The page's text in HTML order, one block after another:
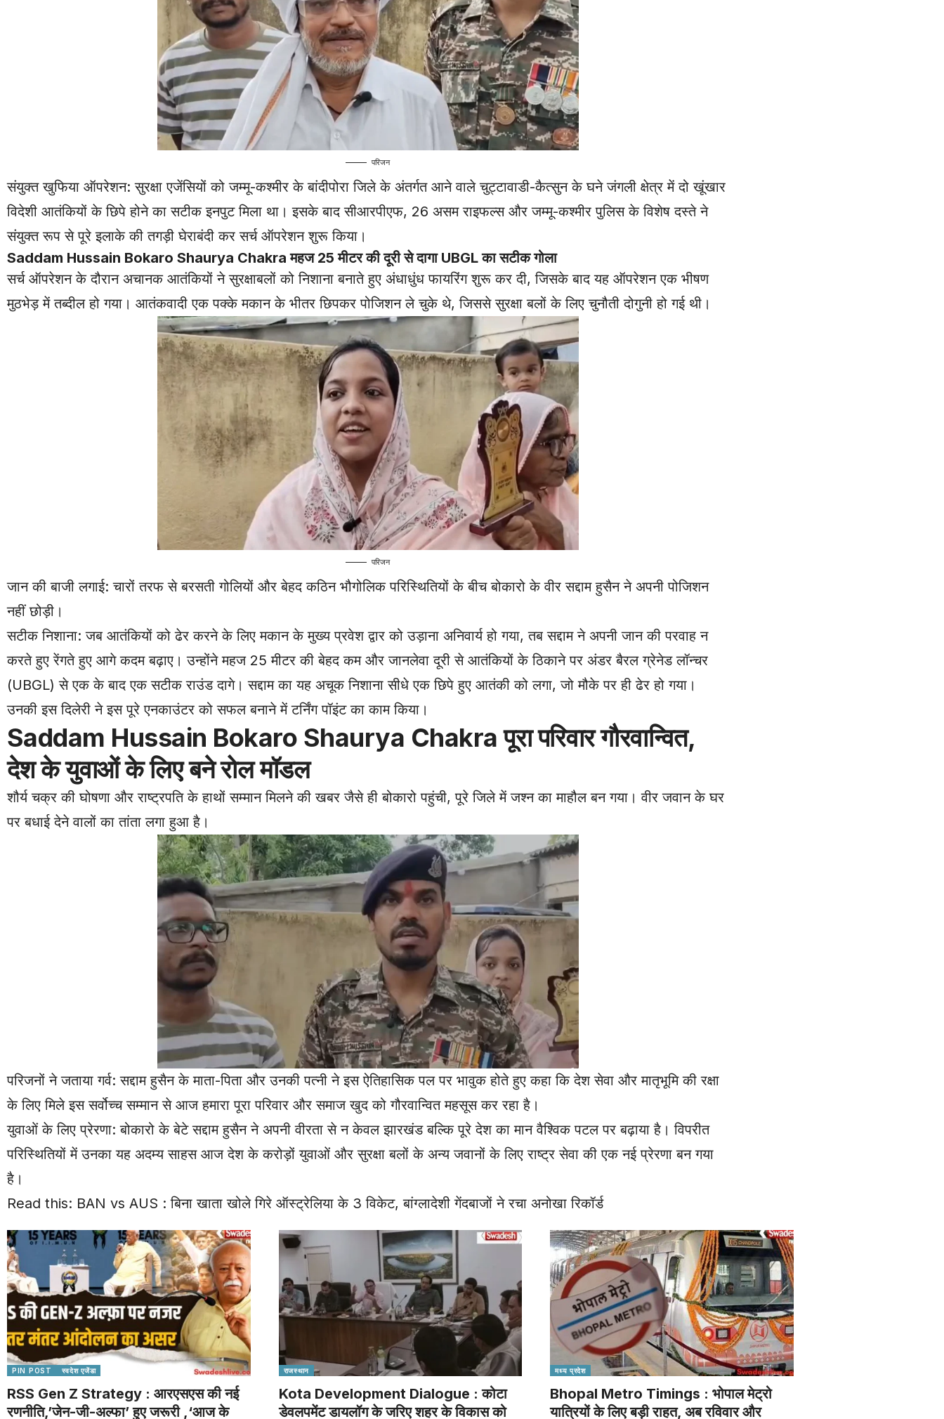
परिजन
संयुक्त खुफिया ऑपरेशन: सुरक्षा एजेंसियों को जम्मू-कश्मीर के बांदीपोरा जिले के अंतर्गत आने वाले चुट्टावाडी-कैत्सुन के घने जंगली क्षेत्र में दो खूंखार
विदेशी आतंकियों के छिपे होने का सटीक इनपुट मिला था। इसके बाद सीआरपीएफ, 26 असम राइफल्स और जम्मू-कश्मीर पुलिस के विशेष दस्ते ने
संयुक्त रूप से पूरे इलाके की तगड़ी घेराबंदी कर सर्च ऑपरेशन शुरू किया।
Saddam Hussain Bokaro Shaurya Chakra महज 25 मीटर की दूरी से दागा UBGL का सटीक गोला
सर्च ऑपरेशन के दौरान अचानक आतंकियों ने सुरक्षाबलों को निशाना बनाते हुए अंधाधुंध फायरिंग शुरू कर दी, जिसके बाद यह ऑपरेशन एक भीषण
मुठभेड़ में तब्दील हो गया। आतंकवादी एक पक्के मकान के भीतर छिपकर पोजिशन ले चुके थे, जिससे सुरक्षा बलों के लिए चुनौती दोगुनी हो गई थी।
परिजन
जान की बाजी लगाई: चारों तरफ से बरसती गोलियों और बेहद कठिन भौगोलिक परिस्थितियों के बीच बोकारो के वीर सद्दाम हुसैन ने अपनी पोजिशन
नहीं छोड़ी।
सटीक निशाना: जब आतंकियों को ढेर करने के लिए मकान के मुख्य प्रवेश द्वार को उड़ाना अनिवार्य हो गया, तब सद्दाम ने अपनी जान की परवाह न
करते हुए रेंगते हुए आगे कदम बढ़ाए। उन्होंने महज 25 मीटर की बेहद कम और जानलेवा दूरी से आतंकियों के ठिकाने पर अंडर बैरल ग्रेनेड लॉन्चर
(UBGL) से एक के बाद एक सटीक राउंड दागे। सद्दाम का यह अचूक निशाना सीधे एक छिपे हुए आतंकी को लगा, जो मौके पर ही ढेर हो गया।
उनकी इस दिलेरी ने इस पूरे एनकाउंटर को सफल बनाने में टर्निंग पॉइंट का काम किया।
Saddam Hussain Bokaro Shaurya Chakra पूरा परिवार गौरवान्वित,
देश के युवाओं के लिए बने रोल मॉडल
शौर्य चक्र की घोषणा और राष्ट्रपति के हाथों सम्मान मिलने की खबर जैसे ही बोकारो पहुंची, पूरे जिले में जश्न का माहौल बन गया। वीर जवान के घर
पर बधाई देने वालों का तांता लगा हुआ है।
परिजनों ने जताया गर्व: सद्दाम हुसैन के माता-पिता और उनकी पत्नी ने इस ऐतिहासिक पल पर भावुक होते हुए कहा कि देश सेवा और मातृभूमि की रक्षा
के लिए मिले इस सर्वोच्च सम्मान से आज हमारा पूरा परिवार और समाज खुद को गौरवान्वित महसूस कर रहा है।
युवाओं के लिए प्रेरणा: बोकारो के बेटे सद्दाम हुसैन ने अपनी वीरता से न केवल झारखंड बल्कि पूरे देश का मान वैश्विक पटल पर बढ़ाया है। विपरीत
परिस्थितियों में उनका यह अदम्य साहस आज देश के करोड़ों युवाओं और सुरक्षा बलों के अन्य जवानों के लिए राष्ट्र सेवा की एक नई प्रेरणा बन गया
है।
Read this: BAN vs AUS : बिना खाता खोले गिरे ऑस्ट्रेलिया के 3 विकेट, बांग्लादेशी गेंदबाजों ने रचा अनोखा रिकॉर्ड
PIN POST स्वदेश एजेंडा
RSS Gen Z Strategy : आरएसएस की नई
रणनीति,’जेन-जी-अल्फा’ हुए जरूरी ,‘आज के
राजस्थान
Kota Development Dialogue : कोटा
डेवलपमेंट डायलॉग के जरिए शहर के विकास को
मध्य प्रदेश
Bhopal Metro Timings : भोपाल मेट्रो
यात्रियों के लिए बड़ी राहत, अब रविवार और